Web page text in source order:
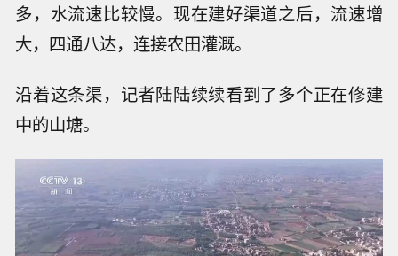
多，水流速比较慢。现在建好渠道之后，流速增
大，四通八达，连接农田灌溉。
沿着这条渠，记者陆陆续续看到了多个正在修建
中的山塘。